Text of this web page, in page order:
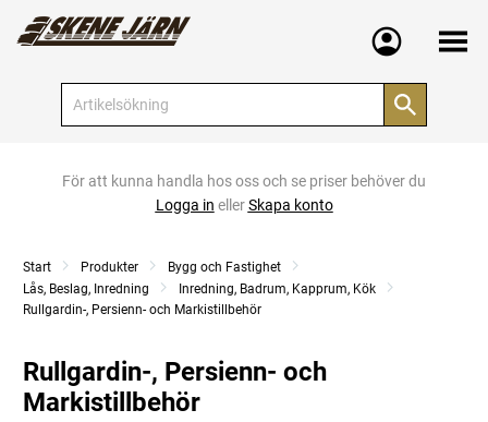
Meny
För att kunna handla hos oss och se priser behöver du
Logga in ellerSkapa konto
Start Produkter
Bygg och Fastighet
Lås, Beslag, Inredning
Inredning, Badrum, Kapprum, Kök
Rullgardin-, Persienn- och Markistillbehör
Rullgardin-, Persienn- och
Markistillbehör